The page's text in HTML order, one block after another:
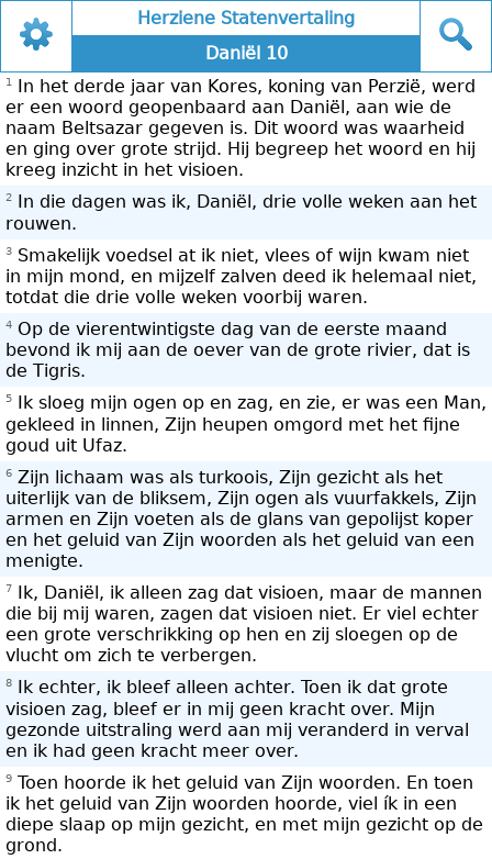
1
In het derde jaar van Kores, koning van Perzië, werd
er een woord geopenbaard aan Daniël, aan wie de
naam Beltsazar gegeven is. Dit woord was waarheid
en ging over grote strijd. Hij begreep het woord en hij
kreeg inzicht in het visioen.
2
In die dagen was ik, Daniël, drie volle weken aan het
rouwen.
3 Smakelijk voedsel at ik niet, vlees of wijn kwam niet
in mijn mond, en mijzelf zalven deed ik helemaal niet,
totdat die drie volle weken voorbij waren.
4 Op de vierentwintigste dag van de eerste maand
bevond ik mij aan de oever van de grote rivier, dat is
de Tigris.
5
Ik sloeg mijn ogen op en zag, en zie, er was een Man,
gekleed in linnen, Zijn heupen omgord met het fijne
goud uit Ufaz.
6 Zijn lichaam was als turkoois, Zijn gezicht als het
uiterlijk van de bliksem, Zijn ogen als vuurfakkels, Zijn
armen en Zijn voeten als de glans van gepolijst koper
en het geluid van Zijn woorden als het geluid van een
menigte.
7
Ik, Daniël, ik alleen zag dat visioen, maar de mannen
die bij mij waren, zagen dat visioen niet. Er viel echter
een grote verschrikking op hen en zij sloegen op de
vlucht om zich te verbergen.
8
Ik echter, ik bleef alleen achter. Toen ik dat grote
visioen zag, bleef er in mij geen kracht over. Mijn
gezonde uitstraling werd aan mij veranderd in verval
en ik had geen kracht meer over.
9 Toen hoorde ik het geluid van Zijn woorden. En toen
ik het geluid van Zijn woorden hoorde, viel ík in een
diepe slaap op mijn gezicht, en met mijn gezicht op de
grond.
Herziene Statenvertaling
Daniël 10